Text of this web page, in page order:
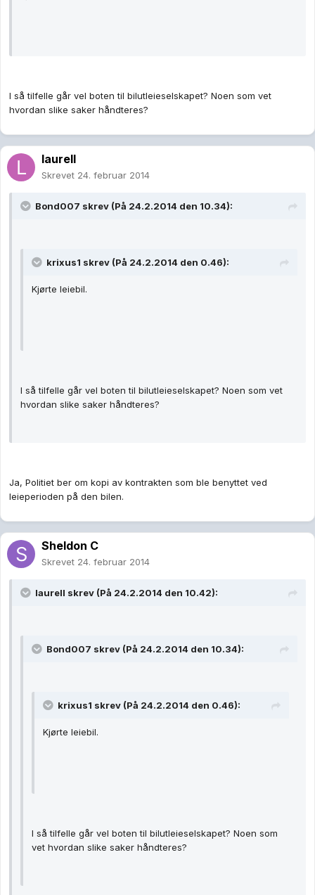
I så tilfelle går vel boten til bilutleieselskapet? Noen som vet
hvordan slike saker håndteres?
laurell
Skrevet 24. februar 2014
Bond007 skrev (På 24.2.2014 den 10.34):
krixus1 skrev (På 24.2.2014 den 0.46):
Kjørte leiebil.
I så tilfelle går vel boten til bilutleieselskapet? Noen som vet
hvordan slike saker håndteres?
Ja, Politiet ber om kopi av kontrakten som ble benyttet ved
leieperioden på den bilen.
Sheldon C
Skrevet 24. februar 2014
laurell skrev (På 24.2.2014 den 10.42):
Bond007 skrev (På 24.2.2014 den 10.34):
krixus1 skrev (På 24.2.2014 den 0.46):
Kjørte leiebil.
I så tilfelle går vel boten til bilutleieselskapet? Noen som
vet hvordan slike saker håndteres?